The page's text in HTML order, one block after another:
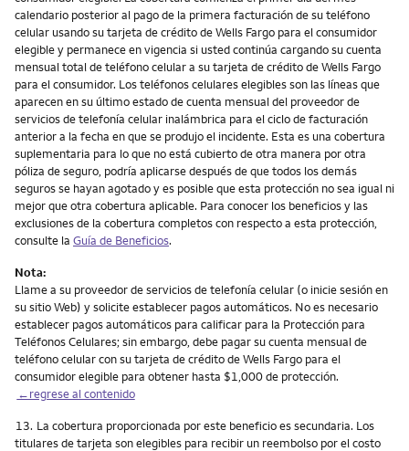
calendario posterior al pago de la primera facturación de su teléfono
celular usando su tarjeta de crédito de Wells Fargo para el consumidor
elegible y permanece en vigencia si usted continúa cargando su cuenta
mensual total de teléfono celular a su tarjeta de crédito de Wells Fargo
para el consumidor. Los teléfonos celulares elegibles son las líneas que
aparecen en su último estado de cuenta mensual del proveedor de
servicios de telefonía celular inalámbrica para el ciclo de facturación
anterior a la fecha en que se produjo el incidente. Esta es una cobertura
suplementaria para lo que no está cubierto de otra manera por otra
póliza de seguro, podría aplicarse después de que todos los demás
seguros se hayan agotado y es posible que esta protección no sea igual ni
mejor que otra cobertura aplicable. Para conocer los beneficios y las
exclusiones de la cobertura completos con respecto a esta protección,
consulte la Guía de Beneficios.
Nota:
Llame a su proveedor de servicios de telefonía celular (o inicie sesión en
su sitio Web) y solicite establecer pagos automáticos. No es necesario
establecer pagos automáticos para calificar para la Protección para
Teléfonos Celulares; sin embargo, debe pagar su cuenta mensual de
teléfono celular con su tarjeta de crédito de Wells Fargo para el
consumidor elegible para obtener hasta $1,000 de protección.
←regrese al contenido
Nota
13. La cobertura proporcionada por este beneficio es secundaria. Los
titulares de tarjeta son elegibles para recibir un reembolso por el costo